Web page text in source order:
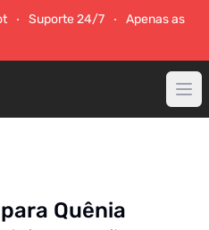
Suporte 24/7
Apenas as
Quênia